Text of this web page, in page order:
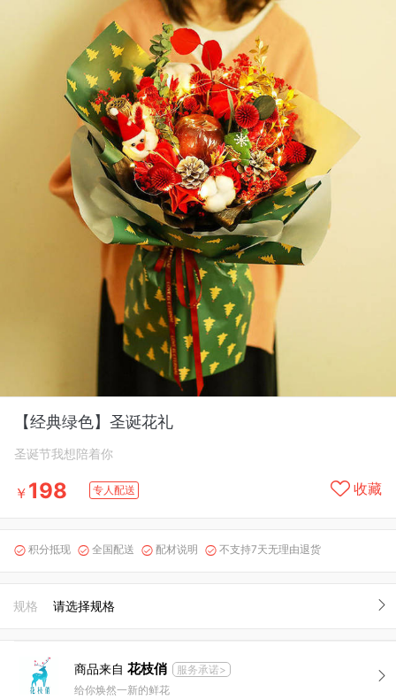
【经典绿色】圣诞花礼
圣诞节我想陪着你
￥ 198 专人配送 收藏
 积分抵现  全国配送  配材说明  不支持7天无理由退货
规格 请选择规格
商品来自 花枝俏
服务承诺>
给你焕然一新的鲜花